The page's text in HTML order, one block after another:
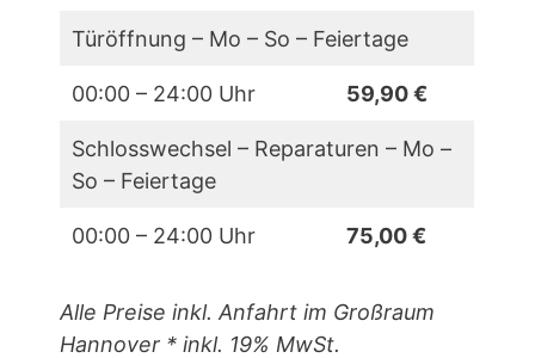
Türöffnung – Mo – So – Feiertage
00:00 – 24:00 Uhr 59,90 €
Schlosswechsel – Reparaturen – Mo –
So – Feiertage
00:00 – 24:00 Uhr 75,00 €
Alle Preise inkl. Anfahrt im Großraum
Hannover * inkl. 19% MwSt.